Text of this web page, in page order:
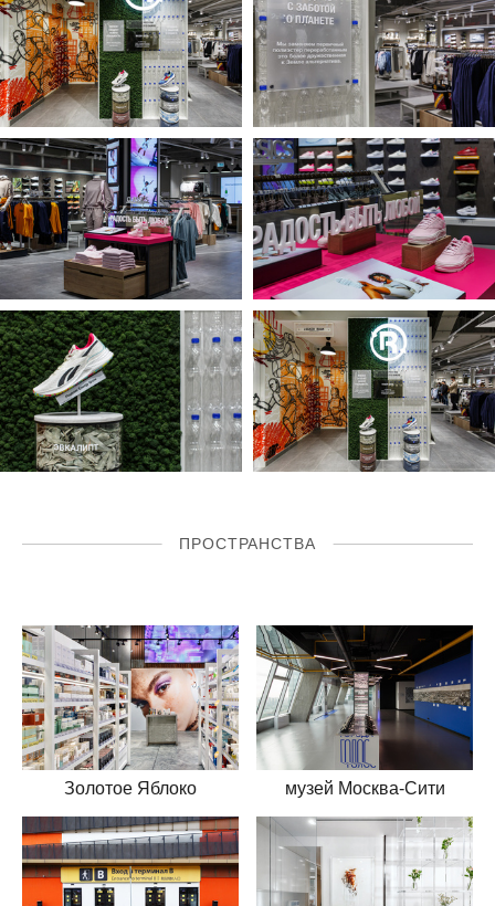
ПРОСТРАНСТВА
Золотое Яблоко музей Москва-Сити